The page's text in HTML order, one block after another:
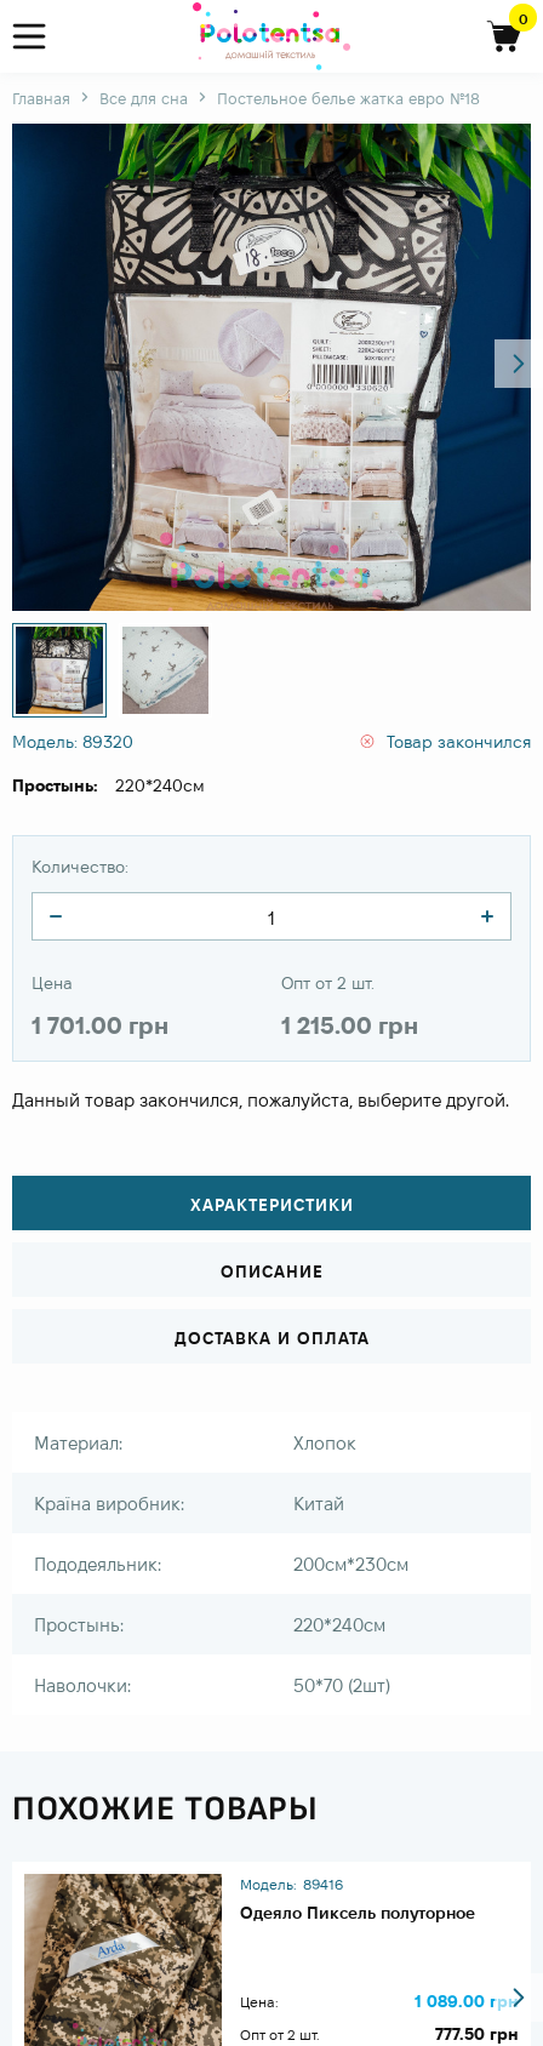
0
Главная Все для сна Постельное белье жатка евро №18
Модель: 89320 Товар закончился
Простынь: 220*240см
Количество:
Цена
1 701.00 грн
Опт от 2 шт.
1 215.00 грн
Данный товар закончился, пожалуйста, выберите другой.
ХАРАКТЕРИСТИКИ
ОПИСАНИЕ
ДОСТАВКА И ОПЛАТА
Материал: Хлопок
Країна виробник: Китай
Пододеяльник: 200см*230см
Простынь: 220*240см
Наволочки: 50*70 (2шт)
ПОХОЖИЕ ТОВАРЫ
Модель: 89416
Одеяло Пиксель полуторное
Цена: 1 089.00 грн
Опт от 2 шт. 777.50 грн